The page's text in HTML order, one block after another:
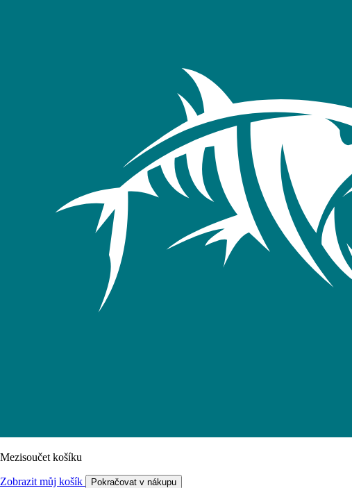
Mezisoučet košíku
Zobrazit můj košík Pokračovat v nákupu